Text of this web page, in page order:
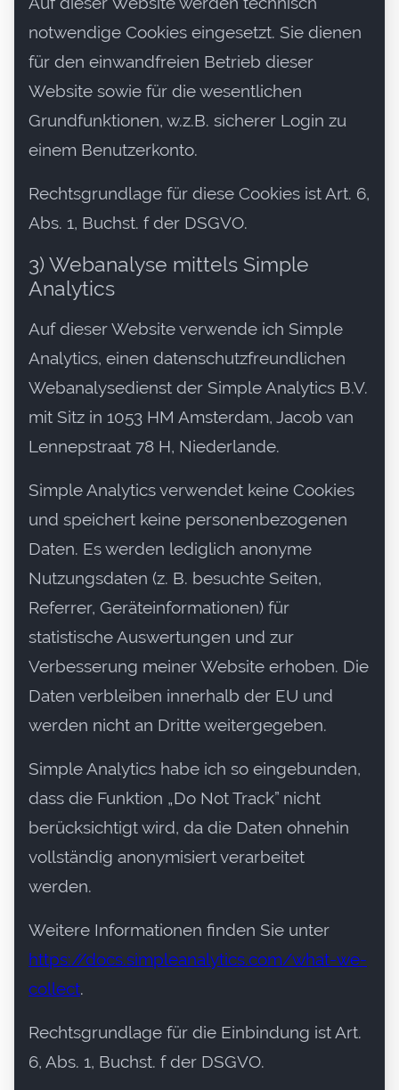
notwendige Cookies eingesetzt. Sie dienen
für den einwandfreien Betrieb dieser
Website sowie für die wesentlichen
Grundfunktionen, w.z.B. sicherer Login zu
einem Benutzerkonto.
Rechtsgrundlage für diese Cookies ist Art. 6,
Abs. 1, Buchst. f der DSGVO.
3) Webanalyse mittels Simple
Analytics
Auf dieser Website verwende ich Simple
Analytics, einen datenschutzfreundlichen
Webanalysedienst der Simple Analytics B.V.
mit Sitz in 1053 HM Amsterdam, Jacob van
Lennepstraat 78 H, Niederlande.
Simple Analytics verwendet keine Cookies
und speichert keine personenbezogenen
Daten. Es werden lediglich anonyme
Nutzungsdaten (z. B. besuchte Seiten,
Referrer, Geräteinformationen) für
statistische Auswertungen und zur
Verbesserung meiner Website erhoben. Die
Daten verbleiben innerhalb der EU und
werden nicht an Dritte weitergegeben.
Simple Analytics habe ich so eingebunden,
dass die Funktion „Do Not Track” nicht
berücksichtigt wird, da die Daten ohnehin
vollständig anonymisiert verarbeitet
werden.
Weitere Informationen finden Sie unter
https://docs.simpleanalytics.com/what-we-
collect.
Rechtsgrundlage für die Einbindung ist Art.
6, Abs. 1, Buchst. f der DSGVO.